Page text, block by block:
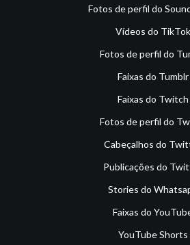
Fotos de perfil do
Vídeos do TikTok
Fotos de perfil do
Faixas do Tumblr
Faixas do Twitch
Fotos de perfil do
Cabeçalhos do
Publicações do
Stories do
Faixas do
YouTube Shorts